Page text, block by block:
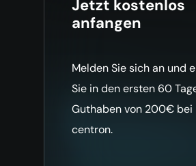
Jetzt kostenlos
anfangen
Melden Sie sich an und
Sie in den ersten 60
Guthaben von 200€ bei
centron.